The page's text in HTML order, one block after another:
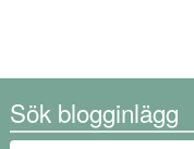
Sök blogginlägg